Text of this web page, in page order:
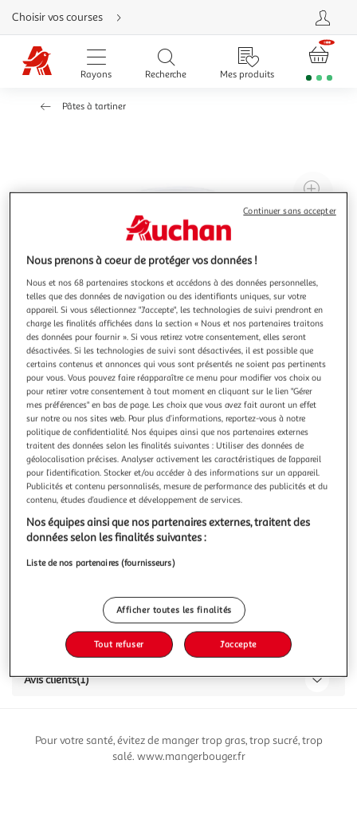
Aller
directement
au
contenu
Aller
directement
Aller
la
Choisir vos courses
Rayons Recherche Mes produits
Pâtes à tartiner
5.0 (1)
MIGUELGORRY
Basquella pâte à tartiner au chocolat et à la noisette
650g
Vous voulez connaître le prix de ce produit ?
Afficher le prix
Caractéristiques
Avis clients(1)
Pour votre santé, évitez de manger trop gras, trop sucré, trop
salé. www.mangerbouger.fr
Nous prenons à coeur de protéger vos données !
Nous et nos 68 partenaires stockons et accédons à des données personnelles,
telles que des données de navigation ou des identifiants uniques, sur votre
appareil. Si vous sélectionnez "J'accepte", les technologies de suivi prendront en
charge les finalités affichées dans la section « Nous et nos partenaires traitons
des données pour fournir ». Si vous retirez votre consentement, elles seront
désactivées. Si les technologies de suivi sont désactivées, il est possible que
certains contenus et annonces qui vous sont présentés ne soient pas pertinents
pour vous. Vous pouvez faire réapparaître ce menu pour modifier vos choix ou
pour retirer votre consentement à tout moment en cliquant sur le lien "Gérer
mes préférences" en bas de page. Les choix que vous avez fait auront un effet
sur notre ou nos sites web. Pour plus d’informations, reportez-vous à notre
politique de confidentialité. Nos équipes ainsi que nos partenaires externes
traitent des données selon les finalités suivantes : Utiliser des données de
géolocalisation précises. Analyser activement les caractéristiques de l’appareil
pour l’identification. Stocker et/ou accéder à des informations sur un appareil.
Publicités et contenu personnalisés, mesure de performance des publicités et du
contenu, études d’audience et développement de services.
Nos équipes ainsi que nos partenaires externes, traitent des
données selon les finalités suivantes :
Liste de nos partenaires (fournisseurs)
Afficher toutes les finalités
Tout refuser J'accepte
Continuer sans accepter